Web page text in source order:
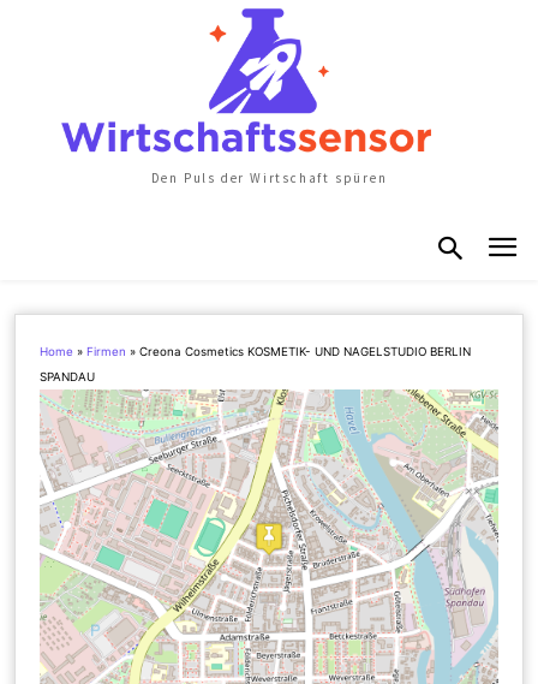
Den Puls der Wirtschaft spüren
Home » Firmen »Creona Cosmetics KOSMETIK- UND NAGELSTUDIO BERLIN
SPANDAU